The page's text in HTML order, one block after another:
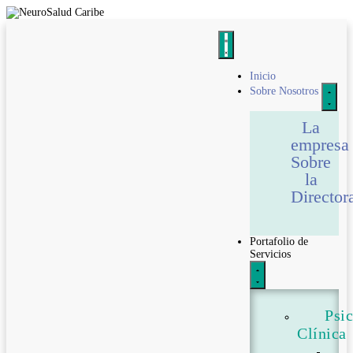
Inicio
Sobre Nosotros
La
empresa
Sobre
la
Portafolio de
Servicios
Clínica